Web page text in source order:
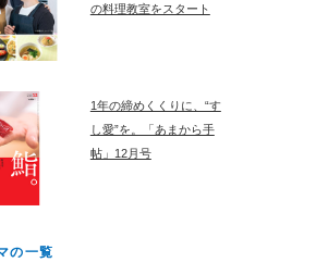
の料理教室をスタート
1年の締めくくりに、“す
し愛”を。「あまから手
帖」12月号
の一覧